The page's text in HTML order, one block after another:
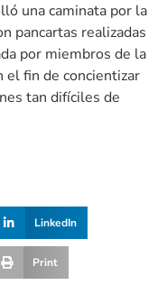
una caminata por la
pancartas realizadas
por miembros de la
el fin de concientizar
tan difíciles de
LinkedIn
Print